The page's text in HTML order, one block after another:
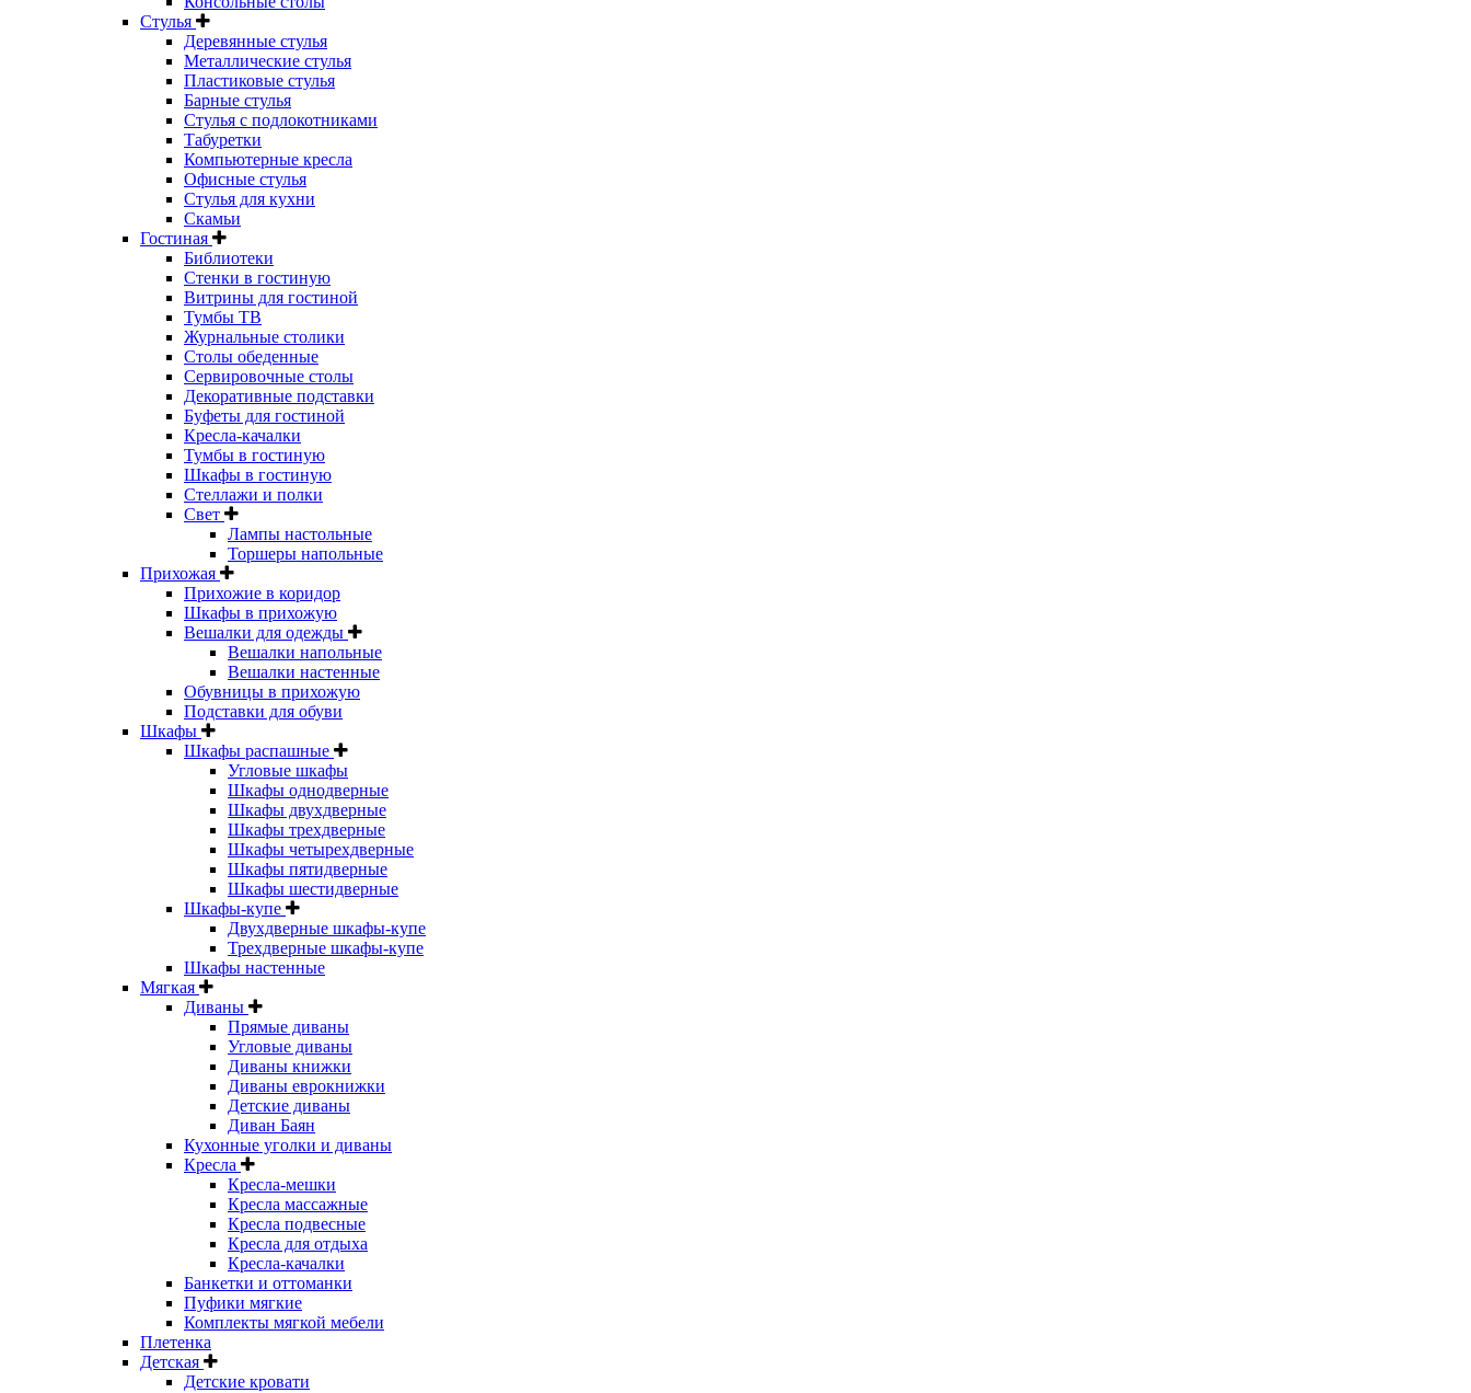
Стулья
Деревянные стулья
Металлические стулья
Пластиковые стулья
Барные стулья
Стулья с подлокотниками
Табуретки
Компьютерные кресла
Офисные стулья
Стулья для кухни
Скамьи
Гостиная
Библиотеки
Стенки в гостиную
Витрины для гостиной
Тумбы ТВ
Журнальные столики
Столы обеденные
Сервировочные столы
Декоративные подставки
Буфеты для гостиной
Кресла-качалки
Тумбы в гостиную
Шкафы в гостиную
Стеллажи и полки
Свет
Лампы настольные
Торшеры напольные
Прихожая
Прихожие в коридор
Шкафы в прихожую
Вешалки для одежды
Вешалки напольные
Вешалки настенные
Обувницы в прихожую
Подставки для обуви
Шкафы
Шкафы распашные
Угловые шкафы
Шкафы однодверные
Шкафы двухдверные
Шкафы трехдверные
Шкафы четырехдверные
Шкафы пятидверные
Шкафы шестидверные
Шкафы-купе
Двухдверные шкафы-купе
Трехдверные шкафы-купе
Шкафы настенные
Мягкая
Диваны
Прямые диваны
Угловые диваны
Диваны книжки
Диваны еврокнижки
Детские диваны
Диван Баян
Кухонные уголки и диваны
Кресла
Кресла-мешки
Кресла массажные
Кресла подвесные
Кресла для отдыха
Кресла-качалки
Банкетки и оттоманки
Пуфики мягкие
Комплекты мягкой мебели
Плетенка
Детская
Детские кровати